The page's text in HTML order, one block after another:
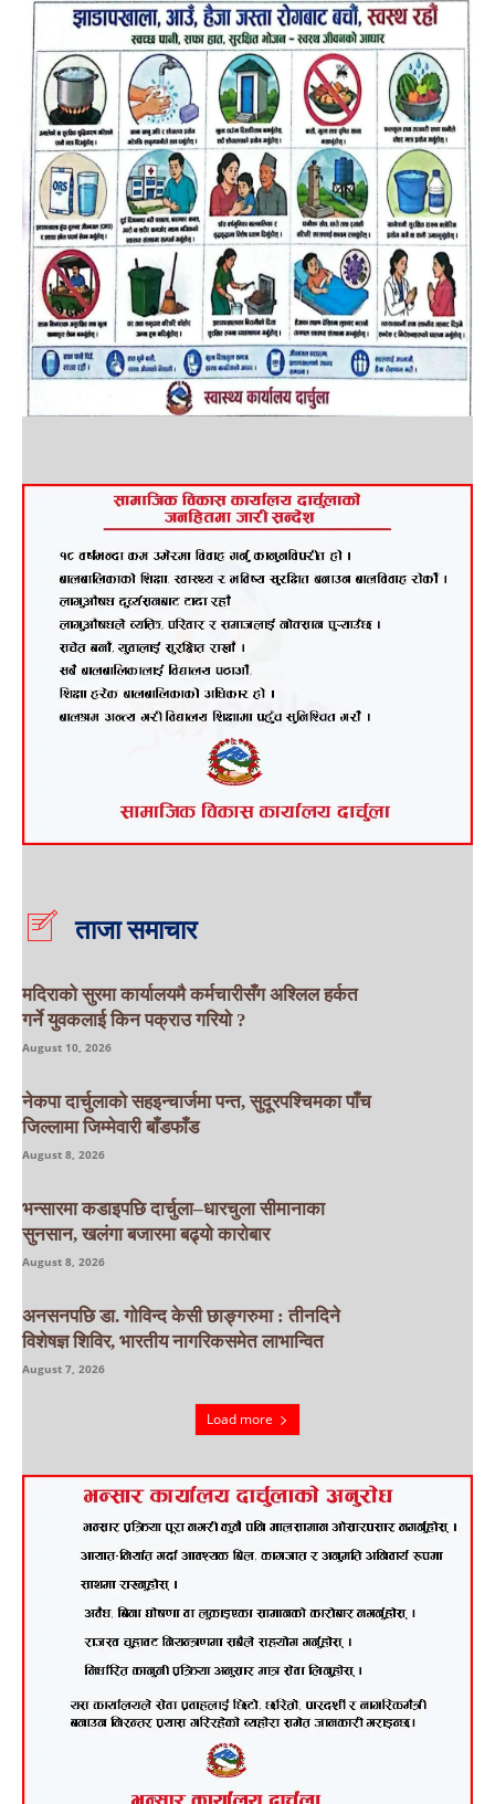
ताजा समाचार
मदिराको सुरमा कार्यालयमै कर्मचारीसँग अश्लिल हर्कत
गर्ने युवकलाई किन पक्राउ गरियाे ?
August 10, 2026
नेकपा दार्चुलाको सहइन्चार्जमा पन्त, सुदूरपश्चिमका पाँच
जिल्लामा जिम्मेवारी बाँडफाँड
August 8, 2026
भन्सारमा कडाइपछि दार्चुला–धारचुला सीमानाका
सुनसान, खलंगा बजारमा बढ्यो कारोबार
August 8, 2026
अनसनपछि डा. गोविन्द केसी छाङ्गरुमा : तीनदिने
विशेषज्ञ शिविर, भारतीय नागरिकसमेत लाभान्वित
August 7, 2026
Load more